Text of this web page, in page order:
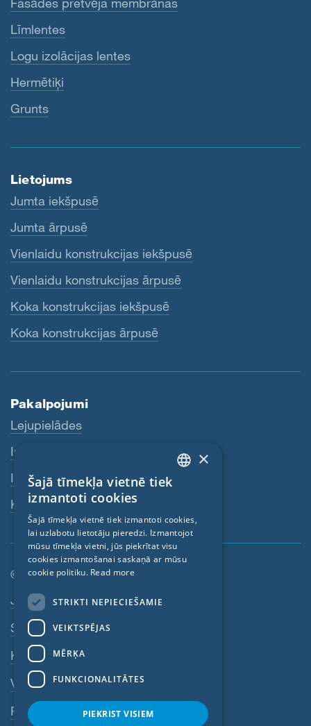
Līmlentes
Logu izolācijas lentes
Hermētiķi
Grunts
Lietojums
Jumta iekšpusē
Jumta ārpusē
Vienlaidu konstrukcijas iekšpusē
Vienlaidu konstrukcijas ārpusē
Koka konstrukcijas iekšpusē
Koka konstrukcijas ārpusē
Pakalpojumi
Lejupielādes
Internetveikals
Izplatītāji
Kontaktpersona
© SIGA 2026
Kājenes navigācija
Jobs
Sazinieties
Konfidencialitātes politika
VDN
Rekvizīti
ENGLISH
FRENCH
CZECH
NORWEGIAN
×
Šajā tīmekļa vietnē tiek
izmantoti cookies
Šajā tīmekļa vietnē tiek izmantoti cookies,
lai uzlabotu lietotāju pieredzi. Izmantojot
mūsu tīmekļa vietni, jūs piekrītat visu
cookies izmantošanai saskaņā ar mūsu
cookie politiku. Read more
STRIKTI NEPIECIEŠAMIE
VEIKTSPĒJAS
MĒRĶA
FUNKCIONALITĀTES
PIEKRIST VISIEM